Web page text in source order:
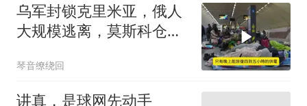
乌军封锁克里米亚，俄人
大规模逃离，莫斯科仓库
琴音缭绕回
讲真，是球网先动手